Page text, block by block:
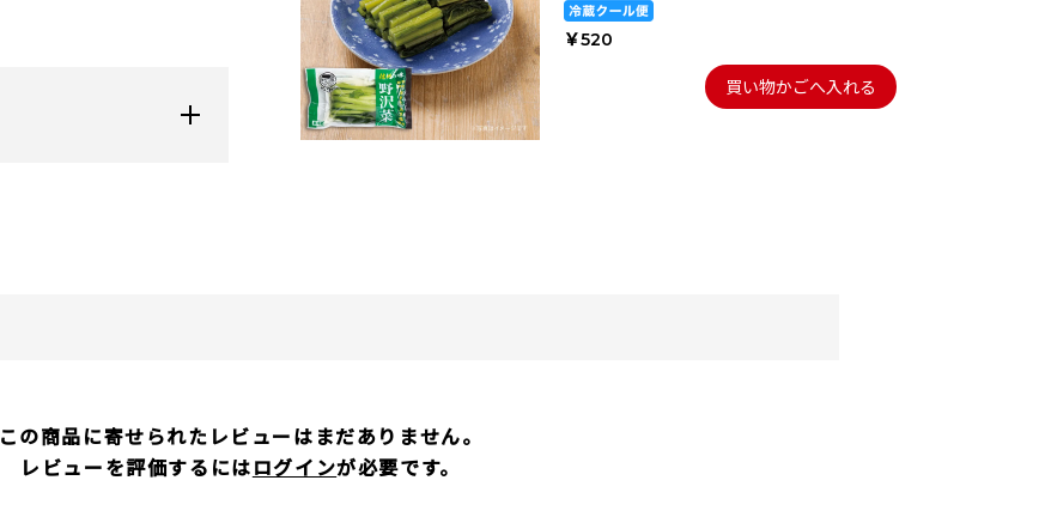
￥520
買い物かごへ入れる
この商品に寄せられたレビューはまだありません。
レビューを評価するにはログインが必要です。